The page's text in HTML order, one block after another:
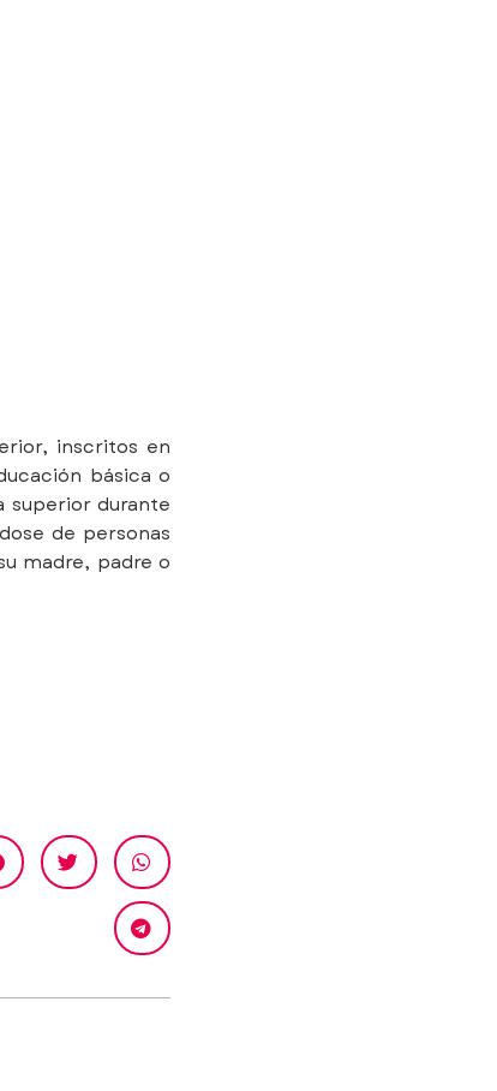
inscritos en
básica o
superior durante
de personas
madre, padre o